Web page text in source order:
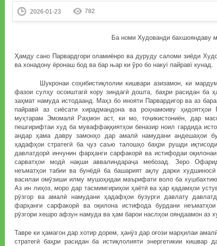
2026-01-23 782
Ба номи Худованди бахшояндаву
Ҳамду сано Парвардгори оламиёнро ва дуруду саломи зиёди
ва хонадону ёронаш бод ва бар њар ки ўро бо накуї пайравї кунад.
Шукронаи соҳибистиқлолии кишвари азизамон, ки
фазои сулҳу осоиштагӣ кору зиндагӣ дошта, баҳри расидан ба
заҳмат намуда истодаанд. Маҳз бо инояти Парвардигор ва аз
пайравӣ аз сиёсати хирадмандона ва роҳнамоиву
муҳтарам Эмомалӣ Раҳмон аст, ки мо, тоҷикистониён, дар
пешгирифтаи худ ба муваффаққиятҳои беназир ноил гардида
андар ҳама давру замонҳо дар амалӣ намудани андешаҳои
ҳадафҳои стратегӣ ба ҷуз саъю талошҳо баҳри рушди
давлатдорӣ инчунин фарҳанги сарфакорӣ ва истифодаи
сарватҳои модӣ нақши аввалиндараҷа мебозад. Зеро
неъматҳои табии ва бунёдӣ ба башарият ақлу дарки
василаи омӯзиши илму мушоҳидаи маърифати воло ба
Аз ин лиҳоз, моро дар тасмимгириҳои ҳаётӣ ва ҳар қадамҳои
рӯзгор ва амалӣ намудани ҳадафҳои бузурги давлату
фарҳанги сарфакорӣ ва оқилона истифода бурдани
рӯзгори хешро афзун намуда ва ҳам барои наслҳои ояндаамон аз
Тавре ки ҳамагон дар хотир дорем, ҳанӯз дар оғози марҳилаи
стратегӣ баҳри расидан ба истиқлолияти энергетикии